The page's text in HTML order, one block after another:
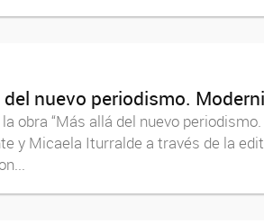
nuevo periodismo.
obra “Más allá del nuevo
y Micaela Iturralde a través de la